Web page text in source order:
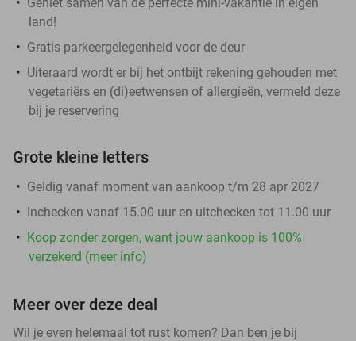
land!
Gratis parkeergelegenheid voor de deur
Uiteraard wordt er bij het ontbijt rekening gehouden met
vegetariërs en (di)eetwensen of allergieën, vermeld deze
bij je reservering
Grote kleine letters
Geldig vanaf moment van aankoop t/m 28 apr 2027
Inchecken vanaf 15.00 uur en uitchecken tot 11.00 uur
Koop zonder zorgen, want jouw aankoop is 100%
verzekerd (meer info)
Meer over deze deal
Wil je even helemaal tot rust komen? Dan ben je bij